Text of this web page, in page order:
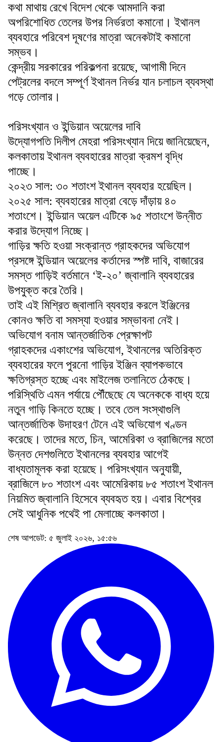
কথা মাথায় রেখে বিদেশ থেকে আমদানি করা
অপরিশোধিত তেলের উপর নির্ভরতা কমানো। ইথানল
ব্যবহারে পরিবেশ দূষণের মাত্রা অনেকটাই কমানো
সম্ভব।
কেন্দ্রীয় সরকারের পরিকল্পনা রয়েছে, আগামী দিনে
পেট্রলের বদলে সম্পূর্ণ ইথানল নির্ভর যান চলাচল ব্যবস্থা
গড়ে তোলার।
পরিসংখ্যান ও ইন্ডিয়ান অয়েলের দাবি
উদ্যোগপতি দিলীপ মেহরা পরিসংখ্যান দিয়ে জানিয়েছেন,
কলকাতায় ইথানল ব্যবহারের মাত্রা ক্রমশ বৃদ্ধি
পাচ্ছে।
২০২৩ সাল: ৩০ শতাংশ ইথানল ব্যবহার হয়েছিল।
২০২৫ সাল: ব্যবহারের মাত্রা বেড়ে দাঁড়ায় ৪০
শতাংশে। ইন্ডিয়ান অয়েল এটিকে ৯৫ শতাংশে উন্নীত
করার উদ্যোগ নিচ্ছে।
গাড়ির ক্ষতি হওয়া সংক্রান্ত গ্রাহকদের অভিযোগ
প্রসঙ্গে ইন্ডিয়ান অয়েলের কর্তাদের স্পষ্ট দাবি, বাজারের
সমস্ত গাড়িই বর্তমানে ‘ই-২০’ জ্বালানি ব্যবহারের
উপযুক্ত করে তৈরি।
তাই এই মিশ্রিত জ্বালানি ব্যবহার করলে ইঞ্জিনের
কোনও ক্ষতি বা সমস্যা হওয়ার সম্ভাবনা নেই।
অভিযোগ বনাম আন্তর্জাতিক প্রেক্ষাপট
গ্রাহকদের একাংশের অভিযোগ, ইথানলের অতিরিক্ত
ব্যবহারের ফলে পুরনো গাড়ির ইঞ্জিন ব্যাপকভাবে
ক্ষতিগ্রস্ত হচ্ছে এবং মাইলেজ তলানিতে ঠেকছে।
পরিস্থিতি এমন পর্যায়ে পৌঁছেছে যে অনেককে বাধ্য হয়ে
নতুন গাড়ি কিনতে হচ্ছে। তবে তেল সংস্থাগুলি
আন্তর্জাতিক উদাহরণ টেনে এই অভিযোগ খণ্ডন
করেছে। তাদের মতে, চিন, আমেরিকা ও ব্রাজিলের মতো
উন্নত দেশগুলিতে ইথানলের ব্যবহার আগেই
বাধ্যতামূলক করা হয়েছে। পরিসংখ্যান অনুযায়ী,
ব্রাজিলে ৮০ শতাংশ এবং আমেরিকায় ৮৫ শতাংশ ইথানল
নিয়মিত জ্বালানি হিসেবে ব্যবহৃত হয়। এবার বিশ্বের
সেই আধুনিক পথেই পা মেলাচ্ছে কলকাতা।
শেষ আপডেট: ৫ জুলাই ২০২৬, ১৫:৫৬